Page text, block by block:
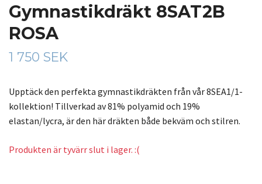
Gymnastikdräkt 8SAT2B
ROSA
1 750 SEK
Upptäck den perfekta gymnastikdräkten från vår 8SEA1/1-
kollektion! Tillverkad av 81% polyamid och 19%
elastan/lycra, är den här dräkten både bekväm och stilren.
Produkten är tyvärr slut i lager. :(